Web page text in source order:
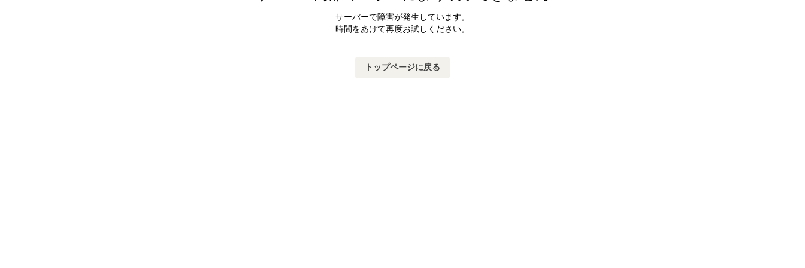
サーバーで障害が発生しています。
時間をあけて再度お試しください。
トップページに戻る